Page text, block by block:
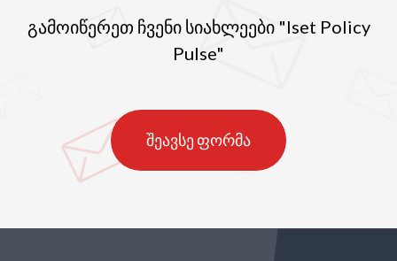
გამოიწერეთ ჩვენი სიახლეები "Iset Policy
Pulse"
შეავსე ფორმა